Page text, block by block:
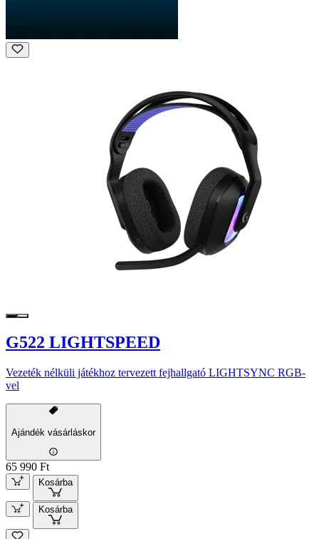
G522 LIGHTSPEED
Vezeték nélküli játékhoz tervezett fejhallgató LIGHTSYNC RGB-
vel
Ajándék vásárláskor
65 990 Ft
Kosárba
Kosárba